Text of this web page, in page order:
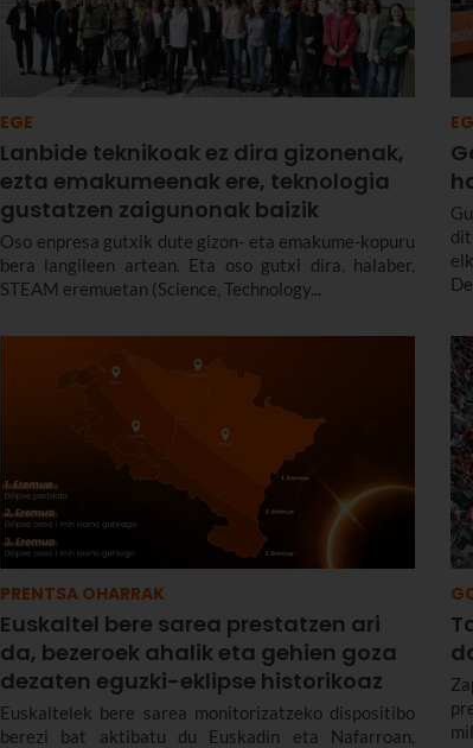
EGE
Lanbide teknikoak ez dira gizonenak,
ezta emakumeenak ere, teknologia
gustatzen zaigunonak baizik
Oso enpresa gutxik dute gizon- eta emakume-kopuru
bera langileen artean. Eta oso gutxi dira, halaber,
STEAM eremuetan (Science, Technology...
PRENTSA OHARRAK
Euskaltel bere sarea prestatzen ari
da, bezeroek ahalik eta gehien goza
dezaten eguzki-eklipse historikoaz
Euskaltelek bere sarea monitorizatzeko dispositibo
berezi bat aktibatu du Euskadin eta Nafarroan,